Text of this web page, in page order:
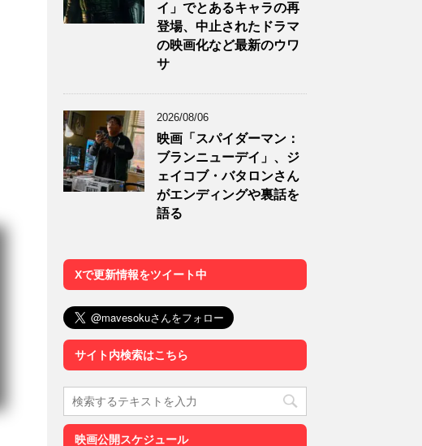
イ」でとあるキャラの再
登場、中止されたドラマ
の映画化など最新のウワ
サ
2026/08/06
映画「スパイダーマン：
ブランニューデイ」、ジ
ェイコブ・バタロンさん
がエンディングや裏話を
語る
Xで更新情報をツイート中
サイト内検索はこちら
映画公開スケジュール